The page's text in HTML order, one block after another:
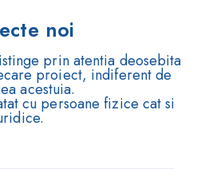
noi
prin atentia deosebita
proiect, indiferent de
acestuia.
cu persoane fizice cat si